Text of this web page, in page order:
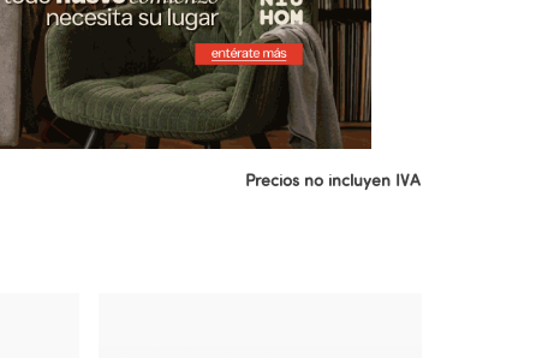
Precios no incluyen IVA